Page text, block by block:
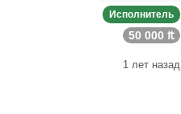
Исполнитель
50 000 ₶
1 лет назад